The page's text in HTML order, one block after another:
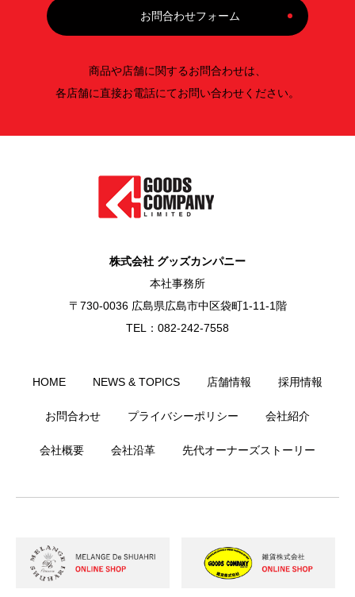
お問合わせフォーム
商品や店舗に関するお問合わせは、
各店舗に直接お電話にてお問い合わせください。
株式会社 グッズカンパニー
本社事務所
〒730-0036 広島県広島市中区袋町1-11-1階
TEL：082-242-7558
HOME NEWS & TOPICS 店舗情報 採用情報
お問合わせ プライバシーポリシー 会社紹介
会社概要 会社沿革 先代オーナーズストーリー